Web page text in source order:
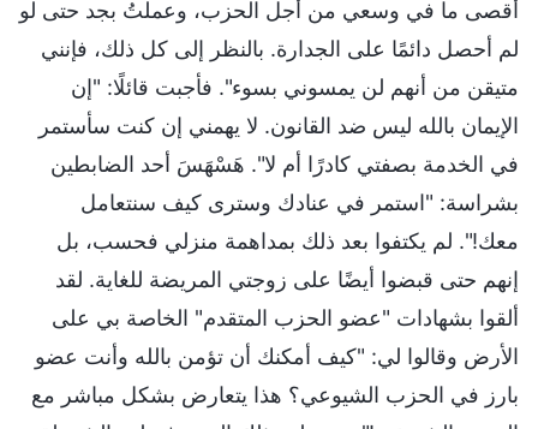
أقصى ما في وسعي من أجل الحزب، وعملتُ بجد حتى لو
لم أحصل دائمًا على الجدارة. بالنظر إلى كل ذلك، فإنني
متيقن من أنهم لن يمسوني بسوء". فأجبت قائلًا: "إن
الإيمان بالله ليس ضد القانون. لا يهمني إن كنت سأستمر
في الخدمة بصفتي كادرًا أم لا". هَسْهَسَ أحد الضابطين
بشراسة: "استمر في عنادك وسترى كيف سنتعامل
معك!". لم يكتفوا بعد ذلك بمداهمة منزلي فحسب، بل
إنهم حتى قبضوا أيضًا على زوجتي المريضة للغاية. لقد
ألقوا بشهادات "عضو الحزب المتقدم" الخاصة بي على
الأرض وقالوا لي: "كيف أمكنك أن تؤمن بالله وأنت عضو
بارز في الحزب الشيوعي؟ هذا يتعارض بشكل مباشر مع